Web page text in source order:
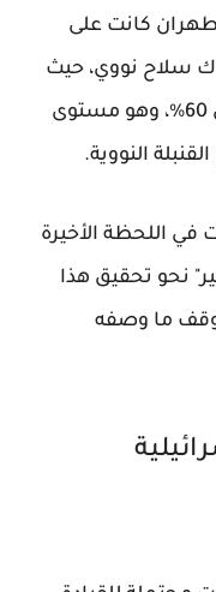
طهران كانت على
سلاح نووي، حيث
رفعت نسبة تخصيب اليورانيوم إلى 60%، وهو مستوى
النووية.
في اللحظة الأخيرة
نحو تحقيق هذا
ما وصفه